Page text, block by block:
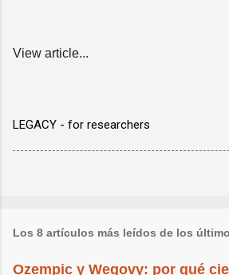
View article...
LEGACY - for researchers
Los 8 artículos más leídos de los
Ozempic y Wegovy: por qué